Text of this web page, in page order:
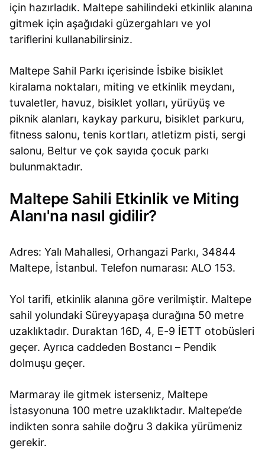
için hazırladık. Maltepe sahilindeki etkinlik alanına
gitmek için aşağıdaki güzergahları ve yol
tariflerini kullanabilirsiniz.
Maltepe Sahil Parkı içerisinde İsbike bisiklet
kiralama noktaları, miting ve etkinlik meydanı,
tuvaletler, havuz, bisiklet yolları, yürüyüş ve
piknik alanları, kaykay parkuru, bisiklet parkuru,
fitness salonu, tenis kortları, atletizm pisti, sergi
salonu, Beltur ve çok sayıda çocuk parkı
bulunmaktadır.
Maltepe Sahili Etkinlik ve Miting
Alanı'na nasıl gidilir?
Adres: Yalı Mahallesi, Orhangazi Parkı, 34844
Maltepe, İstanbul. Telefon numarası: ALO 153.
Yol tarifi, etkinlik alanına göre verilmiştir. Maltepe
sahil yolundaki Süreyyapaşa durağına 50 metre
uzaklıktadır. Duraktan 16D, 4, E-9 İETT otobüsleri
geçer. Ayrıca caddeden Bostancı – Pendik
dolmuşu geçer.
Marmaray ile gitmek isterseniz, Maltepe
İstasyonuna 100 metre uzaklıktadır. Maltepe’de
indikten sonra sahile doğru 3 dakika yürümeniz
gerekir.